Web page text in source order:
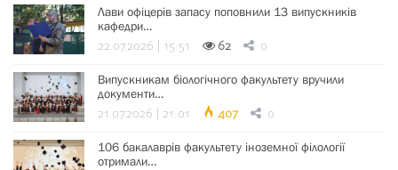
Лави офіцерів запасу поповнили 13 випускників
кафедри…
22.07.2026 | 15:51 62 0
Випускникам біологічного факультету вручили
документи…
21.07.2026 | 21:01 407 0
106 бакалаврів факультету іноземної філології
отримали…